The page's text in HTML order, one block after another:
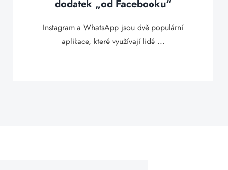
dodatek „od Facebooku“
Instagram a WhatsApp jsou dvě populární
aplikace, které využívají lidé ...